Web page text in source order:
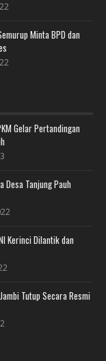
Minta BPD dan
Gelar Pertandingan
Desa Tanjung Pauh
Kerinci Dilantik dan
Tutup Secara Resmi